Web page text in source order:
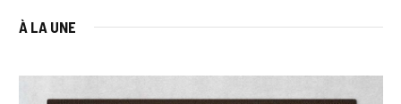
À LA UNE